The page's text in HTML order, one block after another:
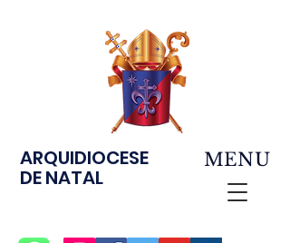
ARQUIDIOCESE
DE NATAL
MENU